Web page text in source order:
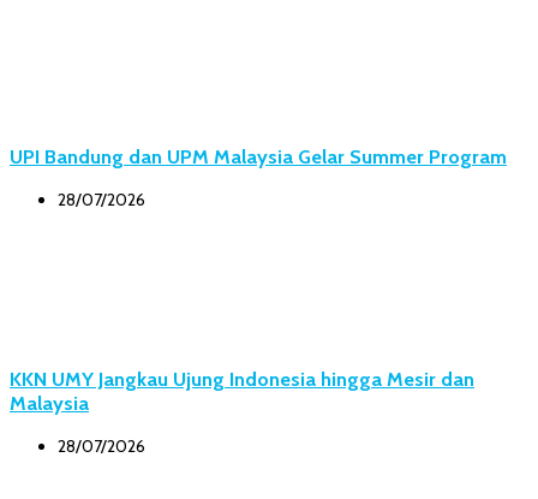
UPI Bandung dan UPM Malaysia Gelar Summer Program
28/07/2026
KKN UMY Jangkau Ujung Indonesia hingga Mesir dan
Malaysia
28/07/2026